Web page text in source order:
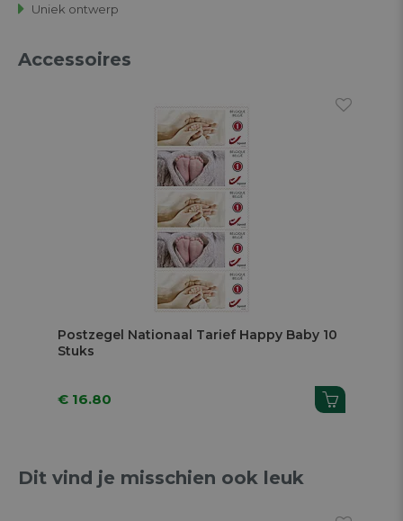
Uniek ontwerp
Accessoires
Postzegel Nationaal Tarief Happy Baby 10
Stuks
€ 16.80
Dit vind je misschien ook leuk